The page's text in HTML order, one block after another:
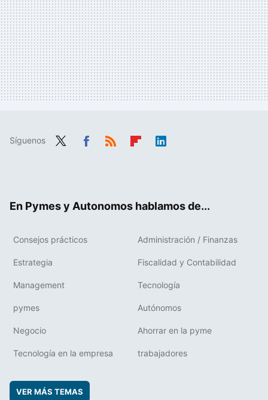
Síguenos
En Pymes y Autonomos hablamos de...
Consejos prácticos Administración / Finanzas
Estrategia Fiscalidad y Contabilidad
Management Tecnología
pymes Autónomos
Negocio Ahorrar en la pyme
Tecnología en la empresa trabajadores
VER MÁS TEMAS